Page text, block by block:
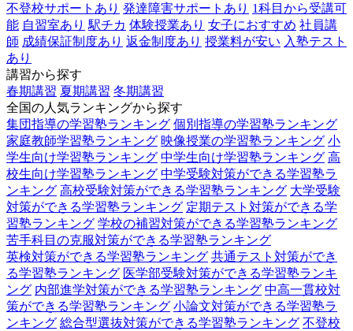
不登校サポートあり 発達障害サポートあり 1科目から受講可
能 自習室あり 駅チカ 体験授業あり 女子におすすめ 社員講
師 成績保証制度あり 返金制度あり 授業料が安い 入塾テスト
あり
講習から探す
春期講習 夏期講習 冬期講習
全国の人気ランキングから探す
集団指導の学習塾ランキング 個別指導の学習塾ランキング
家庭教師学習塾ランキング 映像授業の学習塾ランキング 小
学生向け学習塾ランキング 中学生向け学習塾ランキング 高
校生向け学習塾ランキング 中学受験対策ができる学習塾ラ
ンキング 高校受験対策ができる学習塾ランキング 大学受験
対策ができる学習塾ランキング 定期テスト対策ができる学
習塾ランキング 学校の補習対策ができる学習塾ランキング
苦手科目の克服対策ができる学習塾ランキング
英検対策ができる学習塾ランキング 共通テスト対策ができ
る学習塾ランキング 医学部受験対策ができる学習塾ランキ
ング 内部進学対策ができる学習塾ランキング 中高一貫校対
策ができる学習塾ランキング 小論文対策ができる学習塾ラ
ンキング 総合型選抜対策ができる学習塾ランキング 不登校